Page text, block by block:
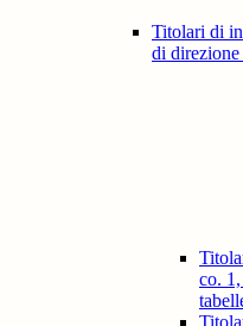
Titolari di
di
co.